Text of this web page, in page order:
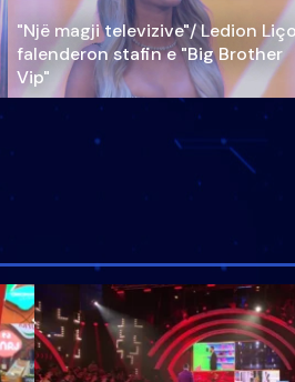
"Një magji televizive"/ Ledion Liço
falenderon stafin e "Big Brother
Vip"